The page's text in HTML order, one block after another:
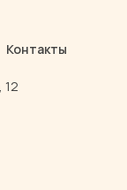
Контакты
12